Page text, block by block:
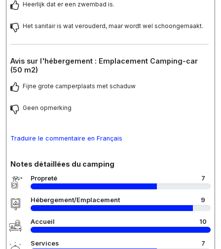
Heerlijk dat er een zwembad is.
Het sanitair is wat verouderd, maar wordt wel schoongemaakt.
Avis sur l'hébergement : Emplacement Camping-car
(50 m2)
Fijne grote camperplaats met schaduw
Geen opmerking
Traduire le commentaire en Français
Notes détaillées du camping
Propreté 7
Hébergement/Emplacement 9
Accueil 10
Services 7